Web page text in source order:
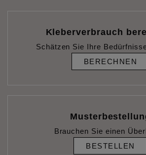
Kleberverbrauch
Schätzen Sie Ihre
BERECHNEN
Brauchen Sie einen
BESTELLEN